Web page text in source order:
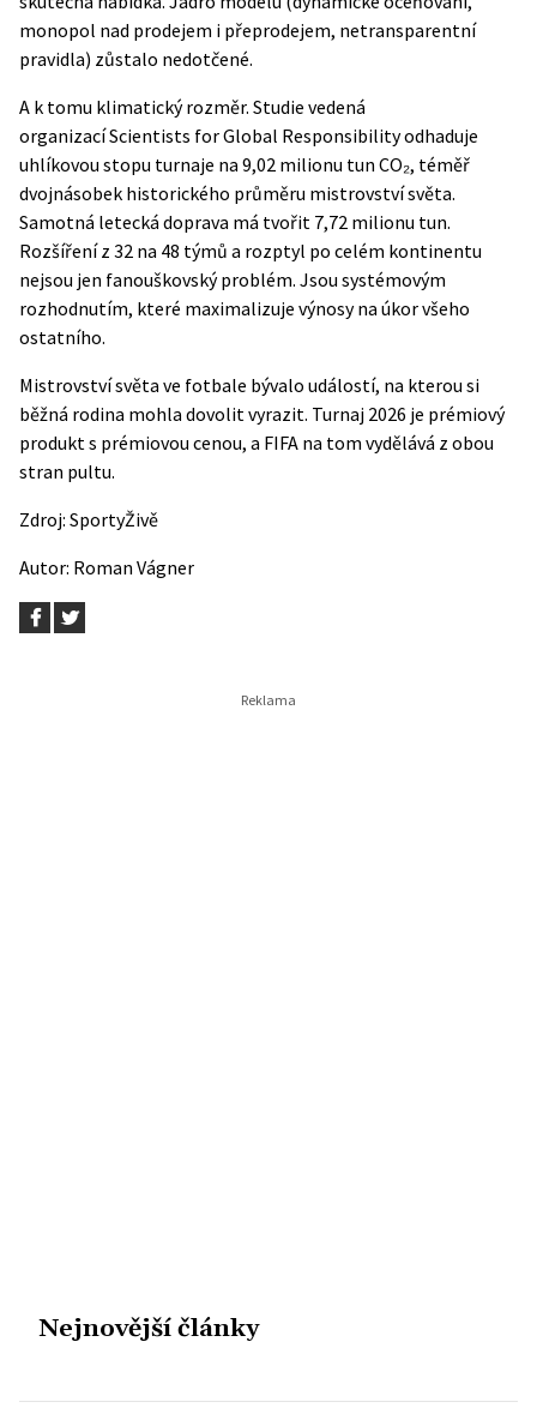
monopol nad prodejem i přeprodejem, netransparentní
pravidla) zůstalo nedotčené.
A k tomu klimatický rozměr. Studie vedená
organizacíScientists for Global Responsibilityodhaduje
uhlíkovou stopu turnaje na 9,02 milionu tun CO₂, téměř
dvojnásobek historického průměru mistrovství světa.
Samotná letecká doprava má tvořit 7,72 milionu tun.
Rozšíření z 32 na 48 týmů a rozptyl po celém kontinentu
nejsou jen fanouškovský problém. Jsou systémovým
rozhodnutím, které maximalizuje výnosy na úkor všeho
ostatního.
Mistrovství světa ve fotbale bývalo událostí, na kterou si
běžná rodina mohla dovolit vyrazit. Turnaj 2026 je prémiový
produkt s prémiovou cenou, a FIFA na tom vydělává z obou
stran pultu.
Zdroj: SportyŽivě
Autor: Roman Vágner
Nejnovější články